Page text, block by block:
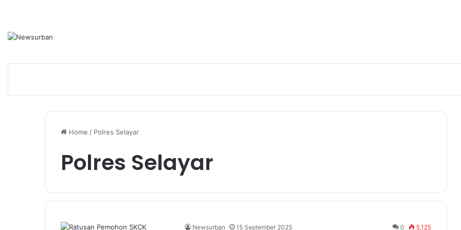
Home / Polres Selayar
Polres Selayar
Newsurban 15 September 2025 0 5,125